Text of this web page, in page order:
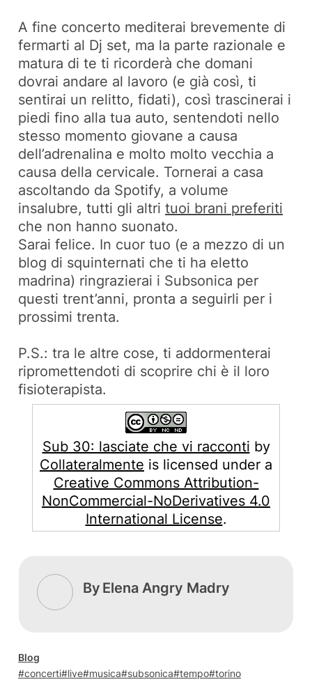
A fine concerto mediterai brevemente di
fermarti al Dj set, ma la parte razionale e
matura di te ti ricorderà che domani
dovrai andare al lavoro (e già così, ti
sentirai un relitto, fidati), così trascinerai i
piedi fino alla tua auto, sentendoti nello
stesso momento giovane a causa
dell’adrenalina e molto molto vecchia a
causa della cervicale. Tornerai a casa
ascoltando da Spotify, a volume
insalubre, tutti gli altrituoi brani preferiti
che non hanno suonato.
Sarai felice. In cuor tuo (e a mezzo di un
blog di squinternati che ti ha eletto
madrina) ringrazierai i Subsonica per
questi trent’anni, pronta a seguirli per i
prossimi trenta.
P.S.: tra le altre cose, ti addormenterai
ripromettendoti di scoprire chi è il loro
fisioterapista.
Sub 30: lasciate che vi racconti by
Collateralmente is licensed under a
Creative Commons Attribution-
NonCommercial-NoDerivatives 4.0
International License.
By Elena Angry Madry
Blog
concerti live musica subsonica tempo torino